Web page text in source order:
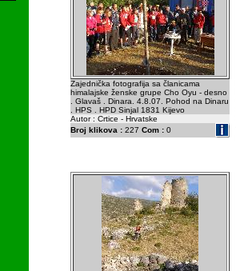
Zajednička fotografija sa članicama
himalajske ženske grupe Cho Oyu - desno
. Glavaš . Dinara. 4.8.07. Pohod na Dinaru
. HPS . HPD Sinjal 1831 Kijevo
Autor : Crtice - Hrvatske
Broj klikova : 227 Com : 0